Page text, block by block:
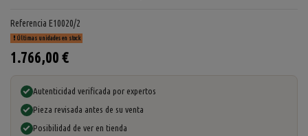
Referencia E10020/2
Últimas unidades en stock
1.766,00 €
Autenticidad verificada por expertos
Pieza revisada antes de su venta
Posibilidad de ver en tienda